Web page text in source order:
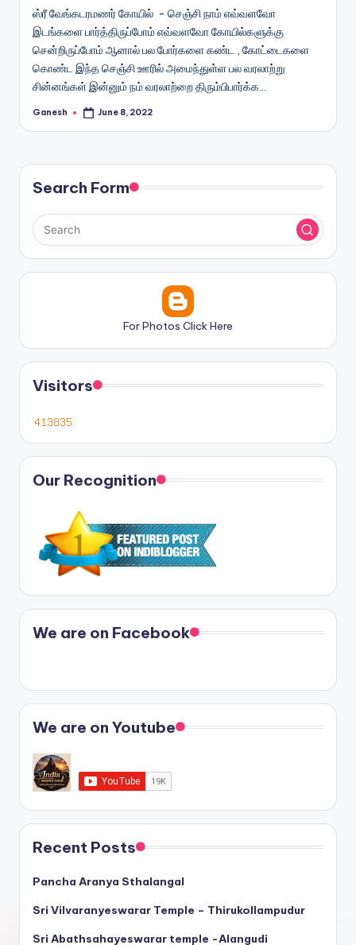
ஸ்ரீ வேங்கடரமணர் கோயில் - செஞ்சி நாம் எவ்வளவோ
இடங்களை பார்த்திருப்போம் எவ்வளவோ கோயில்களுக்கு
சென்றிருப்போம் ஆனால் பல போர்களை கண்ட , கோட்டைகளை
கொண்ட இந்த செஞ்சி ஊரில் அமைந்துள்ள பல வரலாற்று
சின்னங்கள் இன்னும் நம் வரலாற்றை திரும்பிபார்க்க…
Posted
Ganesh June 8, 2022
Search Form
For Photos Click Here
Visitors
Our Recognition
We are on Facebook
We are on Youtube
Recent Posts
Pancha Aranya Sthalangal
Sri Vilvaranyeswarar Temple – Thirukollampudur
Sri Abathsahayeswarar temple -Alangudi